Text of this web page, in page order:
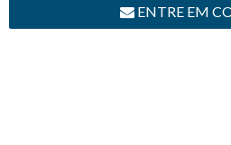
ENTRE EM